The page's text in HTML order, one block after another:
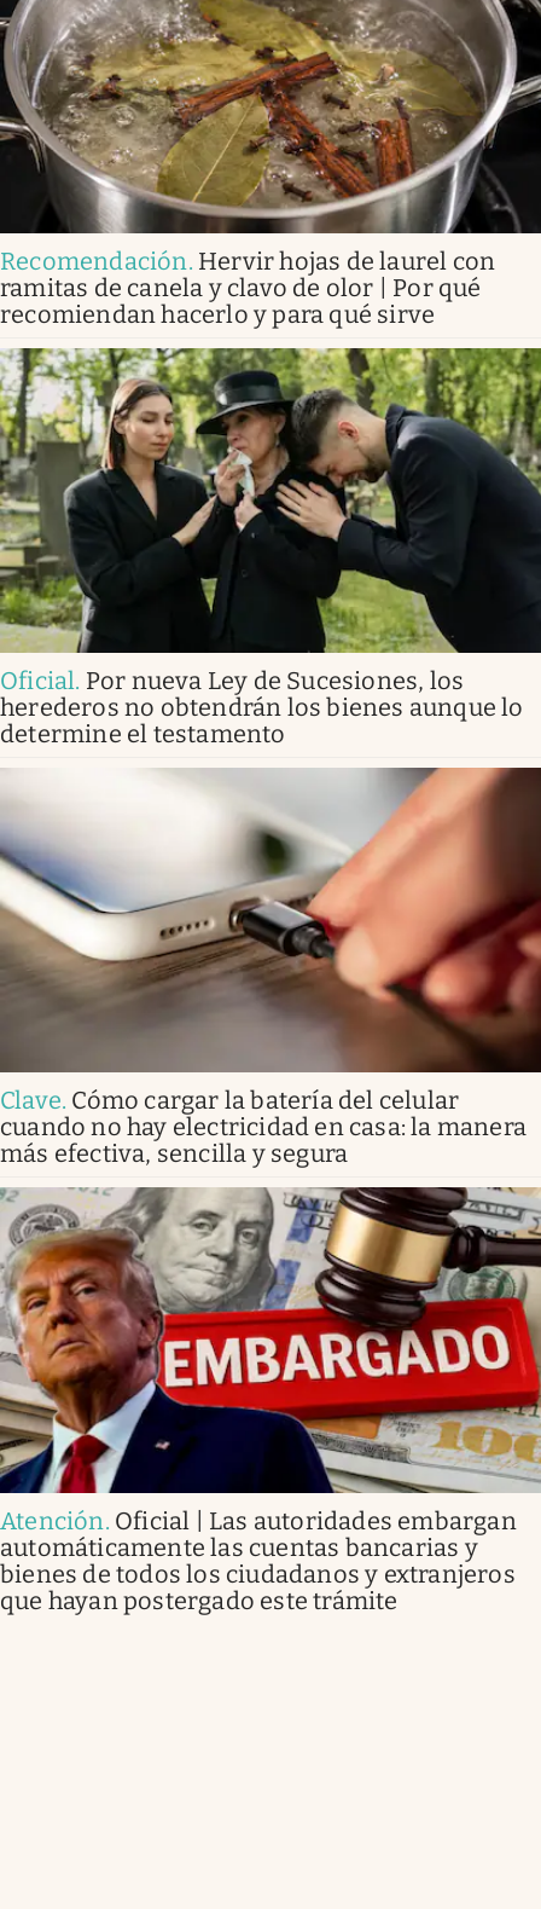
Recomendación. Hervir hojas de laurel con
ramitas de canela y clavo de olor | Por qué
recomiendan hacerlo y para qué sirve
Oficial. Por nueva Ley de Sucesiones, los
herederos no obtendrán los bienes aunque lo
determine el testamento
Clave. Cómo cargar la batería del celular
cuando no hay electricidad en casa: la manera
más efectiva, sencilla y segura
Atención. Oficial | Las autoridades embargan
automáticamente las cuentas bancarias y
bienes de todos los ciudadanos y extranjeros
que hayan postergado este trámite